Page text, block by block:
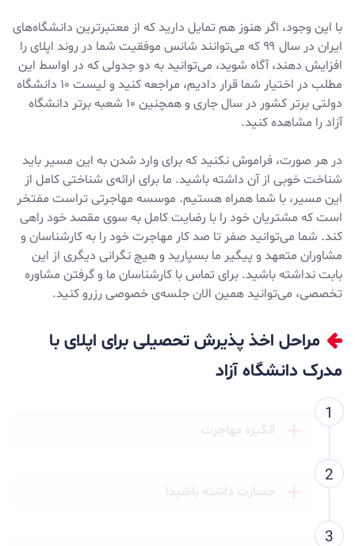
با این وجود، اگر هنوز هم تمایل دارید که از معتبرترین دانشگاه‌های
ایران در سال ۹۹ که می‌توانند شانس موفقیت شما در روند اپلای را
افزایش دهند، آگاه شوید، می‌توانید به دو جدولی که در اواسط این
مطلب در اختیار شما قرار دادیم، مراجعه کنید و لیست ۱۰ دانشگاه
دولتی برتر کشور در سال جاری و همچنین ۱۰ شعبه برتر دانشگاه
آزاد را مشاهده کنید.
در هر صورت، فراموش نکنید که برای وارد شدن به این مسیر باید
شناخت خوبی از آن داشته باشید. ما برای ارائه‌ی شناختی کامل از
این مسیر، با شما همراه هستیم. موسسه مهاجرتی تراست مفتخر
است که مشتریان خود را با رضایت کامل به سوی مقصد خود راهی
کند. شما می‌توانید صفر تا صد کار مهاجرت خود را به کارشناسان و
مشاوران متعهد و پیگیر ما بسپارید و هیچ نگرانی دیگری از این
بابت نداشته باشید. برای تماس با کارشناسان ما و گرفتن مشاوره
تخصصی، می‌توانید همین الان جلسه‌ی خصوصی رزرو کنید.
مراحل اخذ پذیرش تحصیلی برای اپلای با
مدرک دانشگاه آزاد